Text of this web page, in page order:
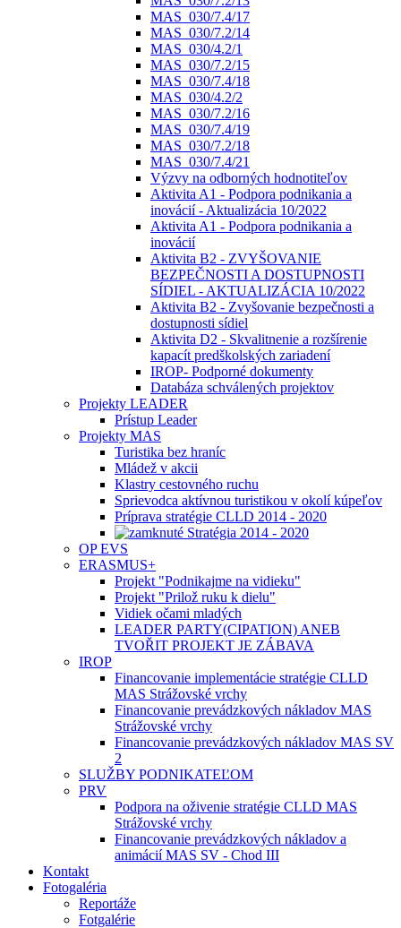
MAS_030/7.4/17
MAS_030/7.2/14
MAS_030/4.2/1
MAS_030/7.2/15
MAS_030/7.4/18
MAS_030/4.2/2
MAS_030/7.2/16
MAS_030/7.4/19
MAS_030/7.2/18
MAS_030/7.4/21
Výzvy na odborných hodnotiteľov
Aktivita A1 - Podpora podnikania a
inovácií - Aktualizácia 10/2022
Aktivita A1 - Podpora podnikania a
inovácií
Aktivita B2 - ZVYŠOVANIE
BEZPEČNOSTI A DOSTUPNOSTI
SÍDIEL - AKTUALIZÁCIA 10/2022
Aktivita B2 - Zvyšovanie bezpečnosti a
dostupnosti sídiel
Aktivita D2 - Skvalitnenie a rozšírenie
kapacít predškolských zariadení
IROP- Podporné dokumenty
Databáza schválených projektov
Projekty LEADER
Prístup Leader
Projekty MAS
Turistika bez hraníc
Mládež v akcii
Klastry cestovného ruchu
Sprievodca aktívnou turistikou v okolí kúpeľov
Príprava stratégie CLLD 2014 - 2020
Stratégia 2014 - 2020
OP EVS
ERASMUS+
Projekt "Podnikajme na vidieku"
Projekt "Prilož ruku k dielu"
Vidiek očami mladých
LEADER PARTY(CIPATION) ANEB
TVOŘIT PROJEKT JE ZÁBAVA
IROP
Financovanie implementácie stratégie CLLD
MAS Strážovské vrchy
Financovanie prevádzkových nákladov MAS
Strážovské vrchy
Financovanie prevádzkových nákladov MAS SV
2
SLUŽBY PODNIKATEĽOM
PRV
Podpora na oživenie stratégie CLLD MAS
Strážovské vrchy
Financovanie prevádzkových nákladov a
animácií MAS SV - Chod III
Kontakt
Fotogaléria
Reportáže
Fotgalérie